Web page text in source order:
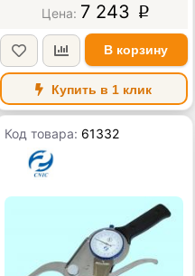
7 243 p
В корзину
Купить в 1 клик
Код товара: 61332